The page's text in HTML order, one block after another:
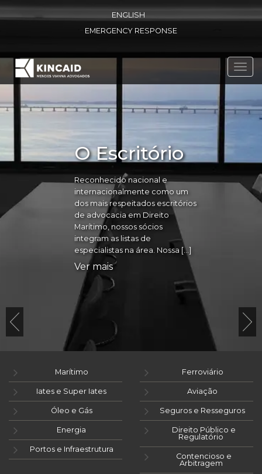
ENGLISH
EMERGENCY RESPONSE
O Escritório
Reconhecido nacional e
internacionalmente como um
dos mais respeitados escritórios
de advocacia em Direito
Marítimo, nossos sócios
integram as listas de
especialistas na área. Nossa […]
Ver mais
Marítimo
Iates e Super Iates
Óleo e Gás
Energia
Portos e Infraestrutura
Ferroviário
Aviação
Seguros e Resseguros
Direito Público e
Regulatório
Contencioso e
Arbitragem